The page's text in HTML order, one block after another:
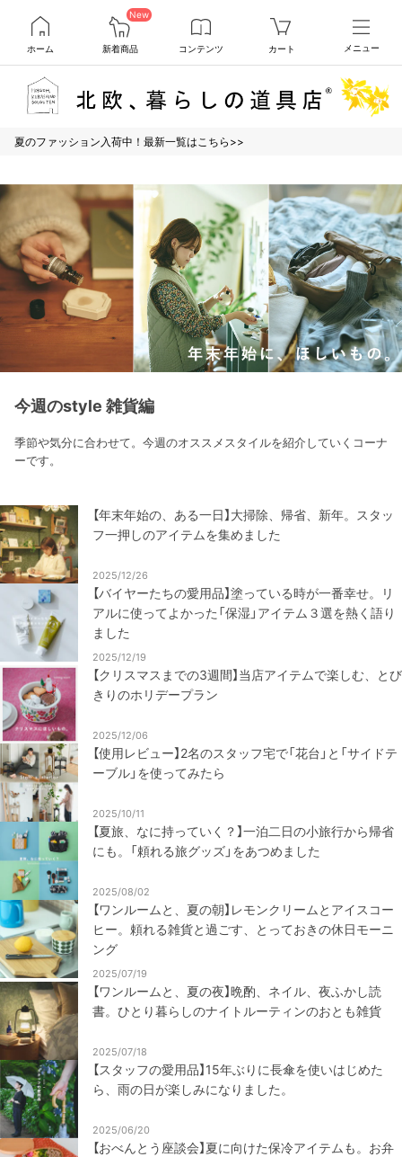
ホーム
New
新着商品 コンテンツ カート メニュー
夏のファッション入荷中！最新一覧はこちら>>
今週のstyle 雑貨編
季節や気分に合わせて。今週のオススメスタイルを紹介していくコーナ
ーです。
【年末年始の、ある一日】大掃除、帰省、新年。スタッ
フ一押しのアイテムを集めました
2025/12/26
【バイヤーたちの愛用品】塗っている時が一番幸せ。リ
アルに使ってよかった「保湿」アイテム３選を熱く語り
ました
2025/12/19
【クリスマスまでの3週間】当店アイテムで楽しむ、とび
きりのホリデープラン
2025/12/06
【使用レビュー】2名のスタッフ宅で「花台」と「サイドテ
ーブル」を使ってみたら
2025/10/11
【夏旅、なに持っていく？】一泊二日の小旅行から帰省
にも。「頼れる旅グッズ」をあつめました
2025/08/02
【ワンルームと、夏の朝】レモンクリームとアイスコー
ヒー。頼れる雑貨と過ごす、とっておきの休日モーニ
ング
2025/07/19
【ワンルームと、夏の夜】晩酌、ネイル、夜ふかし読
書。ひとり暮らしのナイトルーティンのおとも雑貨
2025/07/18
【スタッフの愛用品】15年ぶりに長傘を使いはじめた
ら、雨の日が楽しみになりました。
2025/06/20
【おべんとう座談会】夏に向けた保冷アイテムも。お弁